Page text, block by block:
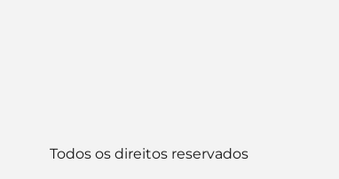
Todos os direitos reservados